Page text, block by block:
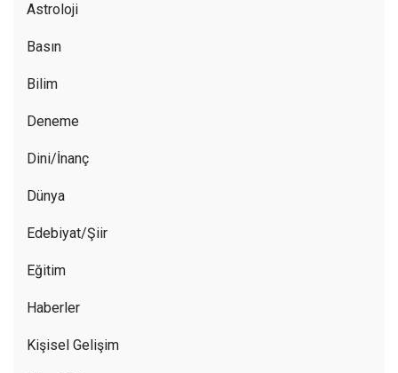
Astroloji
Basın
Bilim
Deneme
Dini/İnanç
Dünya
Edebiyat/Şiir
Eğitim
Haberler
Kişisel Gelişim